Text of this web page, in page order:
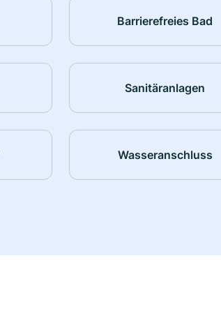
Barrierefreies Bad
Sanitäranlagen
Wasseranschluss